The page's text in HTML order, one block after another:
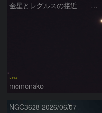
金星とレグルスの接近 260709
momonako
NGC3628 2026/06/07